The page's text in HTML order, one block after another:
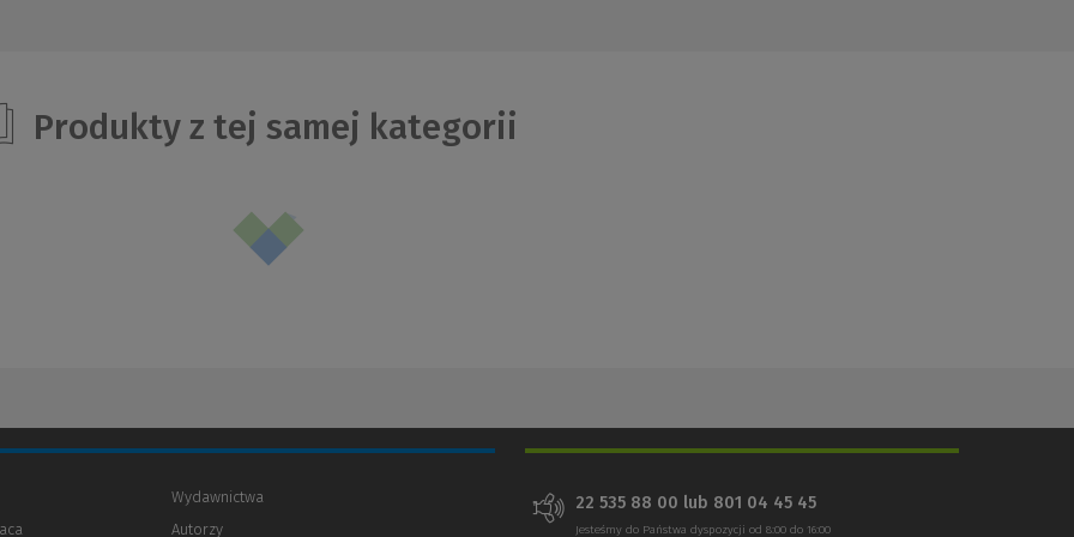
Produkty z tej samej kategorii
Wydawnictwa
Autorzy
22 535 88 00 lub 801 04 45 45
Jesteśmy do Państwa dyspozycji od 8:00 do 16:00